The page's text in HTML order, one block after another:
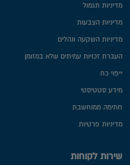
מדיניות תגמול
מדיניות הצבעות
מדיניות השקעה ונהלים
העברת זכויות עמיתים שלא במזומן
ייפוי כח
מידע סטטיסטי
חתימה ממוחשבת
מדיניות פרטיות​
שירות לקוחות